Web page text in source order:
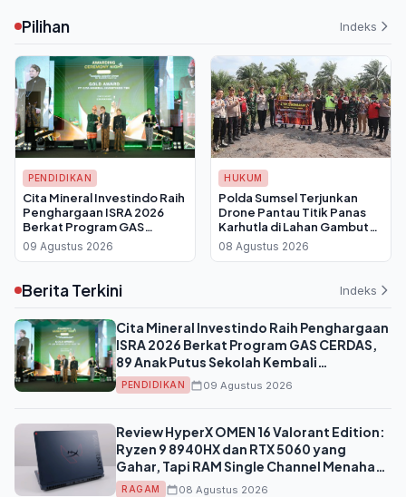
Pilihan Indeks
PENDIDIKAN
Cita Mineral Investindo Raih
Penghargaan ISRA 2026
Berkat Program GAS
CERDAS, 89 Anak Putus
Sekolah Kembali
09 Agustus 2026
HUKUM
Polda Sumsel Terjunkan
Drone Pantau Titik Panas
Karhutla di Lahan Gambut
Ogan Ilir
08 Agustus 2026
Berita Terkini Indeks
Cita Mineral Investindo Raih Penghargaan
ISRA 2026 Berkat Program GAS CERDAS,
89 Anak Putus Sekolah Kembali
Bersekolah
PENDIDIKAN 09 Agustus 2026
Review HyperX OMEN 16 Valorant Edition:
Ryzen 9 8940HX dan RTX 5060 yang
Gahar, Tapi RAM Single Channel Menahan
Potensinya
RAGAM 08 Agustus 2026